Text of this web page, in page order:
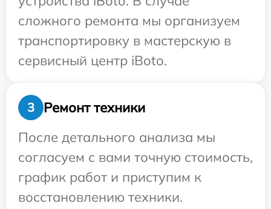
сложного ремонта мы организуем
транспортировку в мастерскую в
сервисный центр iBoto.
3
Ремонт техники
После детального анализа мы
согласуем с вами точную стоимость,
график работ и приступим к
восстановлению техники.